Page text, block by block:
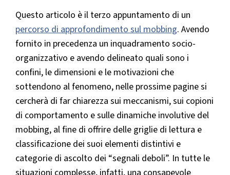
Questo articolo è il terzo appuntamento di un
percorso di approfondimento sul mobbing. Avendo
fornito in precedenza un inquadramento socio-
organizzativo e avendo delineato quali sono i
confini, le dimensioni e le motivazioni che
sottendono al fenomeno, nelle prossime pagine si
cercherà di far chiarezza sui meccanismi, sui copioni
di comportamento e sulle dinamiche involutive del
mobbing, al fine di offrire delle griglie di lettura e
classificazione dei suoi elementi distintivi e
categorie di ascolto dei “segnali deboli”. In tutte le